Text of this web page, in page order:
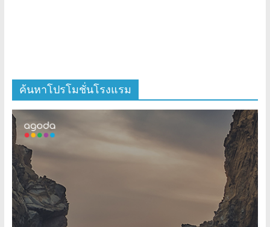
ค้นหาโปรโมชั่นโรงแรม